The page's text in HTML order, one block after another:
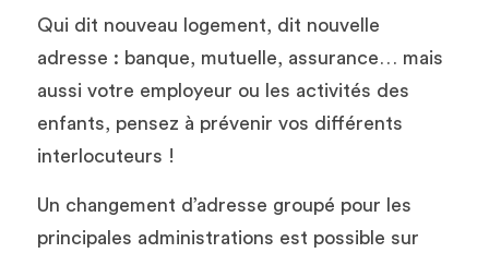
Qui dit nouveau logement, dit nouvelle
adresse : banque, mutuelle, assurance… mais
aussi votre employeur ou les activités des
enfants, pensez à prévenir vos différents
interlocuteurs !
Un changement d’adresse groupé pour les